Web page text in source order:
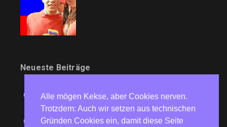
Neueste Beiträge
5. August 2026
5. August 2026
Alle mögen Kekse, aber Cookies nerven.
Trotzdem: Auch wir setzen aus technischen
Gründen Cookies ein, damit diese Seite